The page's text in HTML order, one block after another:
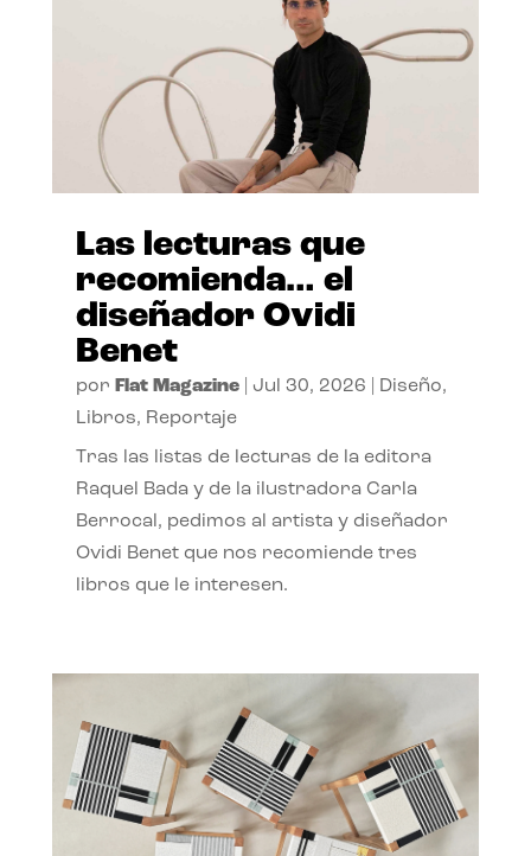
Las lecturas que
recomienda… el
diseñador Ovidi
Benet
por Flat Magazine| Jul 30, 2026 Diseño,
Libros, Reportaje
Tras las listas de lecturas de la editora
Raquel Bada y de la ilustradora Carla
Berrocal, pedimos al artista y diseñador
Ovidi Benet que nos recomiende tres
libros que le interesen.